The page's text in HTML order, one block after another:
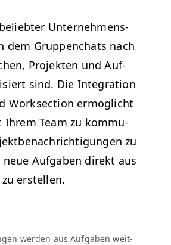
Unternehmens-
dem Grup­pen­chats nach
Pro­jek­ten und Auf­
sind. Die Inte­gra­tion
Work­sec­tion ermöglicht
Ihrem Team zu kom­mu­
zu
Auf­gaben direkt aus
erstellen.
wer­den aus Auf­gaben weit­